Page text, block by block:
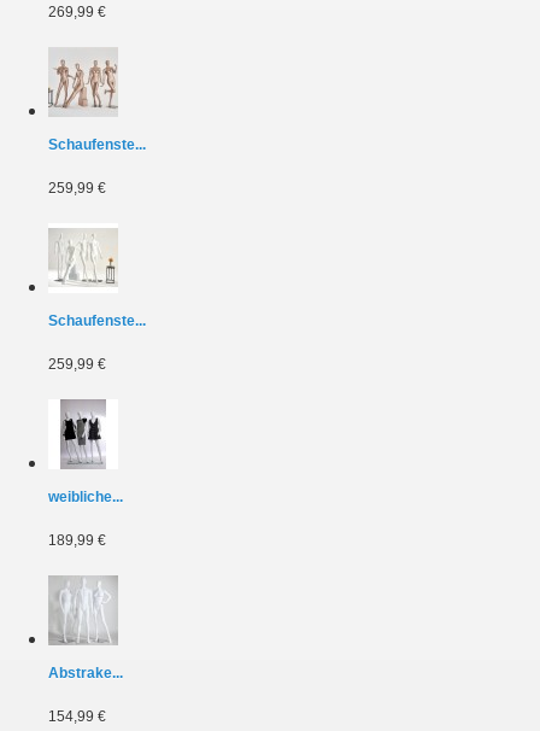
269,99 €
Schaufenste...
259,99 €
Schaufenste...
259,99 €
weibliche...
189,99 €
Abstrake...
154,99 €